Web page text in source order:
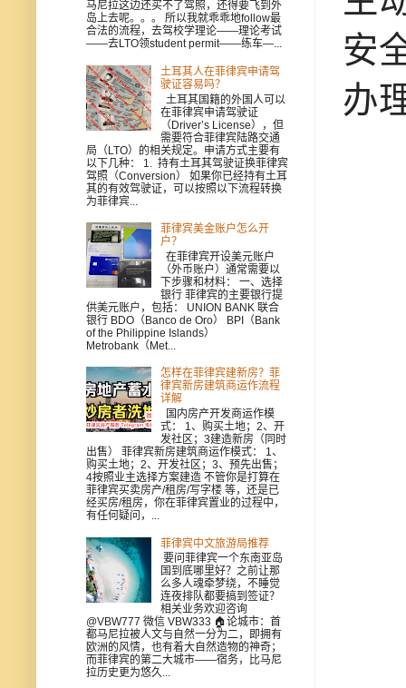
安
办
马尼拉这边还买不了驾照，还得要飞到外
岛上去呢。。。 所以我就乖乖地follow最
合法的流程，去驾校学理论——理论考试
——去LTO领student permit——练车—...
土耳其人在菲律宾申请驾
驶证容易吗？
土耳其国籍的外国人可以
在菲律宾申请驾驶证
（Driver’s License），但
需要符合菲律宾陆路交通
局（LTO）的相关规定。申请方式主要有
以下几种： 1. 持有土耳其驾驶证换菲律宾
驾照（Conversion） 如果你已经持有土耳
其的有效驾驶证，可以按照以下流程转换
为菲律宾...
菲律宾美金账户怎么开
户？
在菲律宾开设美元账户
（外币账户）通常需要以
下步骤和材料： 一、选择
银行 菲律宾的主要银行提
供美元账户，包括： UNION BANK 联合
银行 BDO（Banco de Oro） BPI（Bank
of the Philippine Islands）
Metrobank（Met...
怎样在菲律宾建新房？菲
律宾新房建筑商运作流程
详解
国内房产开发商运作模
式： 1、购买土地；2、开
发社区；3建造新房（同时
出售） 菲律宾新房建筑商运作模式： 1、
购买土地；2、开发社区；3、预先出售；
4按照业主选择方案建造 不管你是打算在
菲律宾买卖房产/租房/写字楼 等，还是已
经买房/租房，你在菲律宾置业的过程中，
有任何疑问，...
菲律宾中文旅游局推荐
要问菲律宾一个东南亚岛
国到底哪里好？之前让那
么多人魂牵梦绕，不睡觉
连夜排队都要搞到签证？
相关业务欢迎咨询
@VBW777 微信 VBW333 🏠论城市：首
都马尼拉被人文与自然一分为二，即拥有
欧洲的风情，也有着大自然造物的神奇；
而菲律宾的第二大城市——宿务，比马尼
拉历史更为悠久...